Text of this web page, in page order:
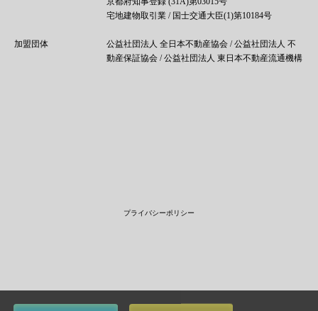
宅地建物取引業 / 国士交通大臣(1)第10184号
加盟団体
公益社団法人 全日本不動産協会 / 公益社団法人 不
動産保証協会 / 公益社団法人 東日本不動産流通機構
プライバシーポリシー